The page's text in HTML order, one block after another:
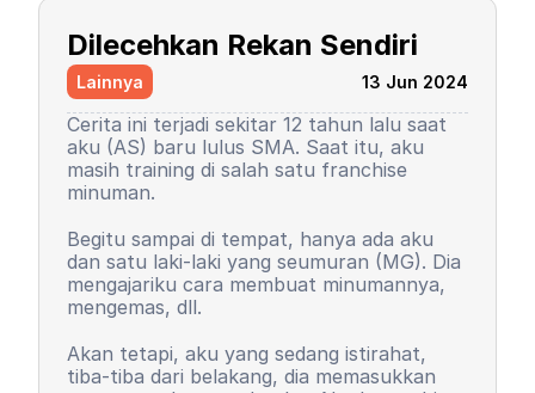
ada petir menyambar saya. Entah kenapa,
sampai saat ini pun saya tidak tahu
alasannya, yang pasti rasanya tidak
nyaman.
peraih ranking 1. Ranking saya turun, tapi
masih 3 besar. Begitu pula rasa percaya diri
saya. Saya mulai menutup diri, takut salah,
seringkali berasumsi negatif atas perilaku
teman-teman saya. Seorang teman lelaki
sempat mengucapkan sebuah kalimat yang
sampai sekarang bahkan hingga ajal
menjemput terpatri di ingatan saya. Saya
tersebut tidak pantas dan saya baru
paham saat di asrama. Dia bilang, “Wuuu!
Kamu tuh nggak punya harga diri!”
Bayangkan, siswa sekolah dasar zaman itu
kepada siapa pun, kami setelahnya juga
tetap berteman, tetap menjadi duo rival
Kemudian orangtua saya memutuskan
untuk menyekolahkan saya di asrama.
Saya memutuskan untuk mengubah
mengerti dan paham arti bullying. Saya
baru sadar, ternyata dulu saya orang yang
Dilecehkan Rekan Sendiri
Lainnya 13 Jun 2024
Cerita ini terjadi sekitar 12 tahun lalu saat
aku (AS) baru lulus SMA. Saat itu, aku
masih training di salah satu franchise
minuman.
Begitu sampai di tempat, hanya ada aku
dan satu laki-laki yang seumuran (MG). Dia
mengajariku cara membuat minumannya,
mengemas, dll.
Akan tetapi, aku yang sedang istirahat,
tiba-tiba dari belakang, dia memasukkan